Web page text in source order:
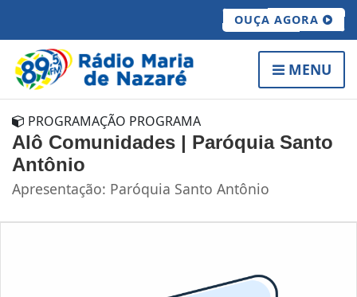
OUÇA AGORA
MENU
PROGRAMAÇÃO PROGRAMA
Alô Comunidades | Paróquia Santo
Antônio
Apresentação: Paróquia Santo Antônio